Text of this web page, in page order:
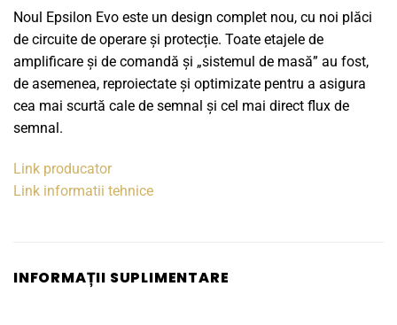
Noul Epsilon Evo este un design complet nou, cu noi plăci
de circuite de operare și protecție. Toate etajele de
amplificare și de comandă și „sistemul de masă” au fost,
de asemenea, reproiectate și optimizate pentru a asigura
cea mai scurtă cale de semnal și cel mai direct flux de
semnal.
Link producator
Link informatii tehnice
INFORMAȚII SUPLIMENTARE